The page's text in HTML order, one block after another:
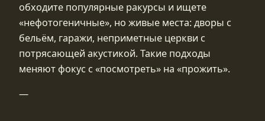
обходите популярные ракурсы и ищете
«нефотогеничные», но живые места: дворы с
бельём, гаражи, неприметные церкви с
потрясающей акустикой. Такие подходы
меняют фокус с «посмотреть» на «прожить».
—